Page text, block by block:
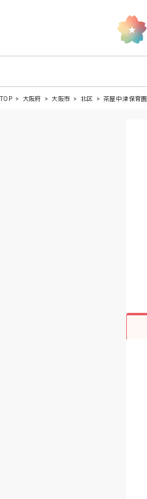
TOP 大阪府 大阪市 北区 茶屋中津保育園